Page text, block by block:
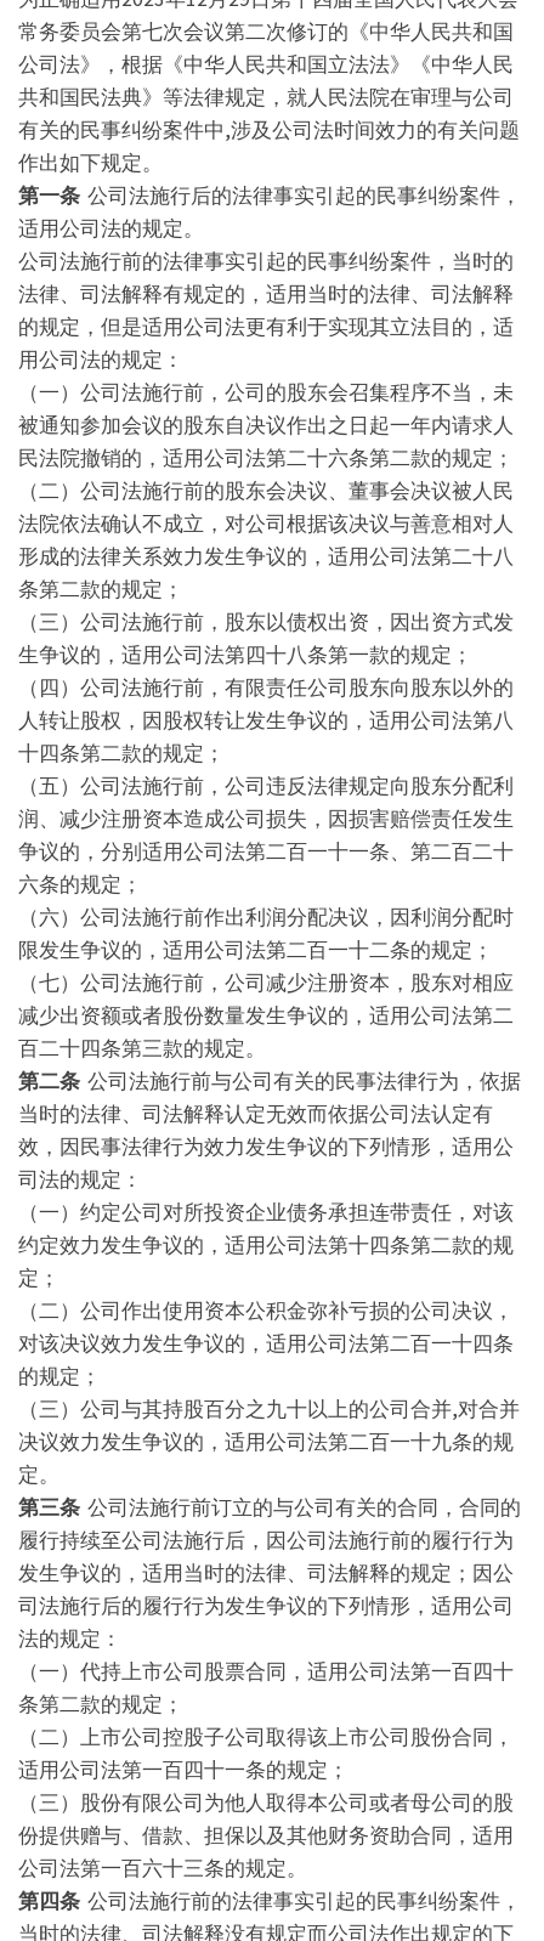
常务委员会第七次会议第二次修订的《中华人民共和国
公司法》，根据《中华人民共和国立法法》《中华人民
共和国民法典》等法律规定，就人民法院在审理与公司
有关的民事纠纷案件中,涉及公司法时间效力的有关问题
作出如下规定。
第一条 公司法施行后的法律事实引起的民事纠纷案件，
适用公司法的规定。
公司法施行前的法律事实引起的民事纠纷案件，当时的
法律、司法解释有规定的，适用当时的法律、司法解释
的规定，但是适用公司法更有利于实现其立法目的，适
用公司法的规定：
（一）公司法施行前，公司的股东会召集程序不当，未
被通知参加会议的股东自决议作出之日起一年内请求人
民法院撤销的，适用公司法第二十六条第二款的规定；
（二）公司法施行前的股东会决议、董事会决议被人民
法院依法确认不成立，对公司根据该决议与善意相对人
形成的法律关系效力发生争议的，适用公司法第二十八
条第二款的规定；
（三）公司法施行前，股东以债权出资，因出资方式发
生争议的，适用公司法第四十八条第一款的规定；
（四）公司法施行前，有限责任公司股东向股东以外的
人转让股权，因股权转让发生争议的，适用公司法第八
十四条第二款的规定；
（五）公司法施行前，公司违反法律规定向股东分配利
润、减少注册资本造成公司损失，因损害赔偿责任发生
争议的，分别适用公司法第二百一十一条、第二百二十
六条的规定；
（六）公司法施行前作出利润分配决议，因利润分配时
限发生争议的，适用公司法第二百一十二条的规定；
（七）公司法施行前，公司减少注册资本，股东对相应
减少出资额或者股份数量发生争议的，适用公司法第二
百二十四条第三款的规定。
第二条 公司法施行前与公司有关的民事法律行为，依据
当时的法律、司法解释认定无效而依据公司法认定有
效，因民事法律行为效力发生争议的下列情形，适用公
司法的规定：
（一）约定公司对所投资企业债务承担连带责任，对该
约定效力发生争议的，适用公司法第十四条第二款的规
定；
（二）公司作出使用资本公积金弥补亏损的公司决议，
对该决议效力发生争议的，适用公司法第二百一十四条
的规定；
（三）公司与其持股百分之九十以上的公司合并,对合并
决议效力发生争议的，适用公司法第二百一十九条的规
定。
第三条 公司法施行前订立的与公司有关的合同，合同的
履行持续至公司法施行后，因公司法施行前的履行行为
发生争议的，适用当时的法律、司法解释的规定；因公
司法施行后的履行行为发生争议的下列情形，适用公司
法的规定：
（一）代持上市公司股票合同，适用公司法第一百四十
条第二款的规定；
（二）上市公司控股子公司取得该上市公司股份合同，
适用公司法第一百四十一条的规定；
（三）股份有限公司为他人取得本公司或者母公司的股
份提供赠与、借款、担保以及其他财务资助合同，适用
公司法第一百六十三条的规定。
第四条 公司法施行前的法律事实引起的民事纠纷案件，
当时的法律、司法解释没有规定而公司法作出规定的下